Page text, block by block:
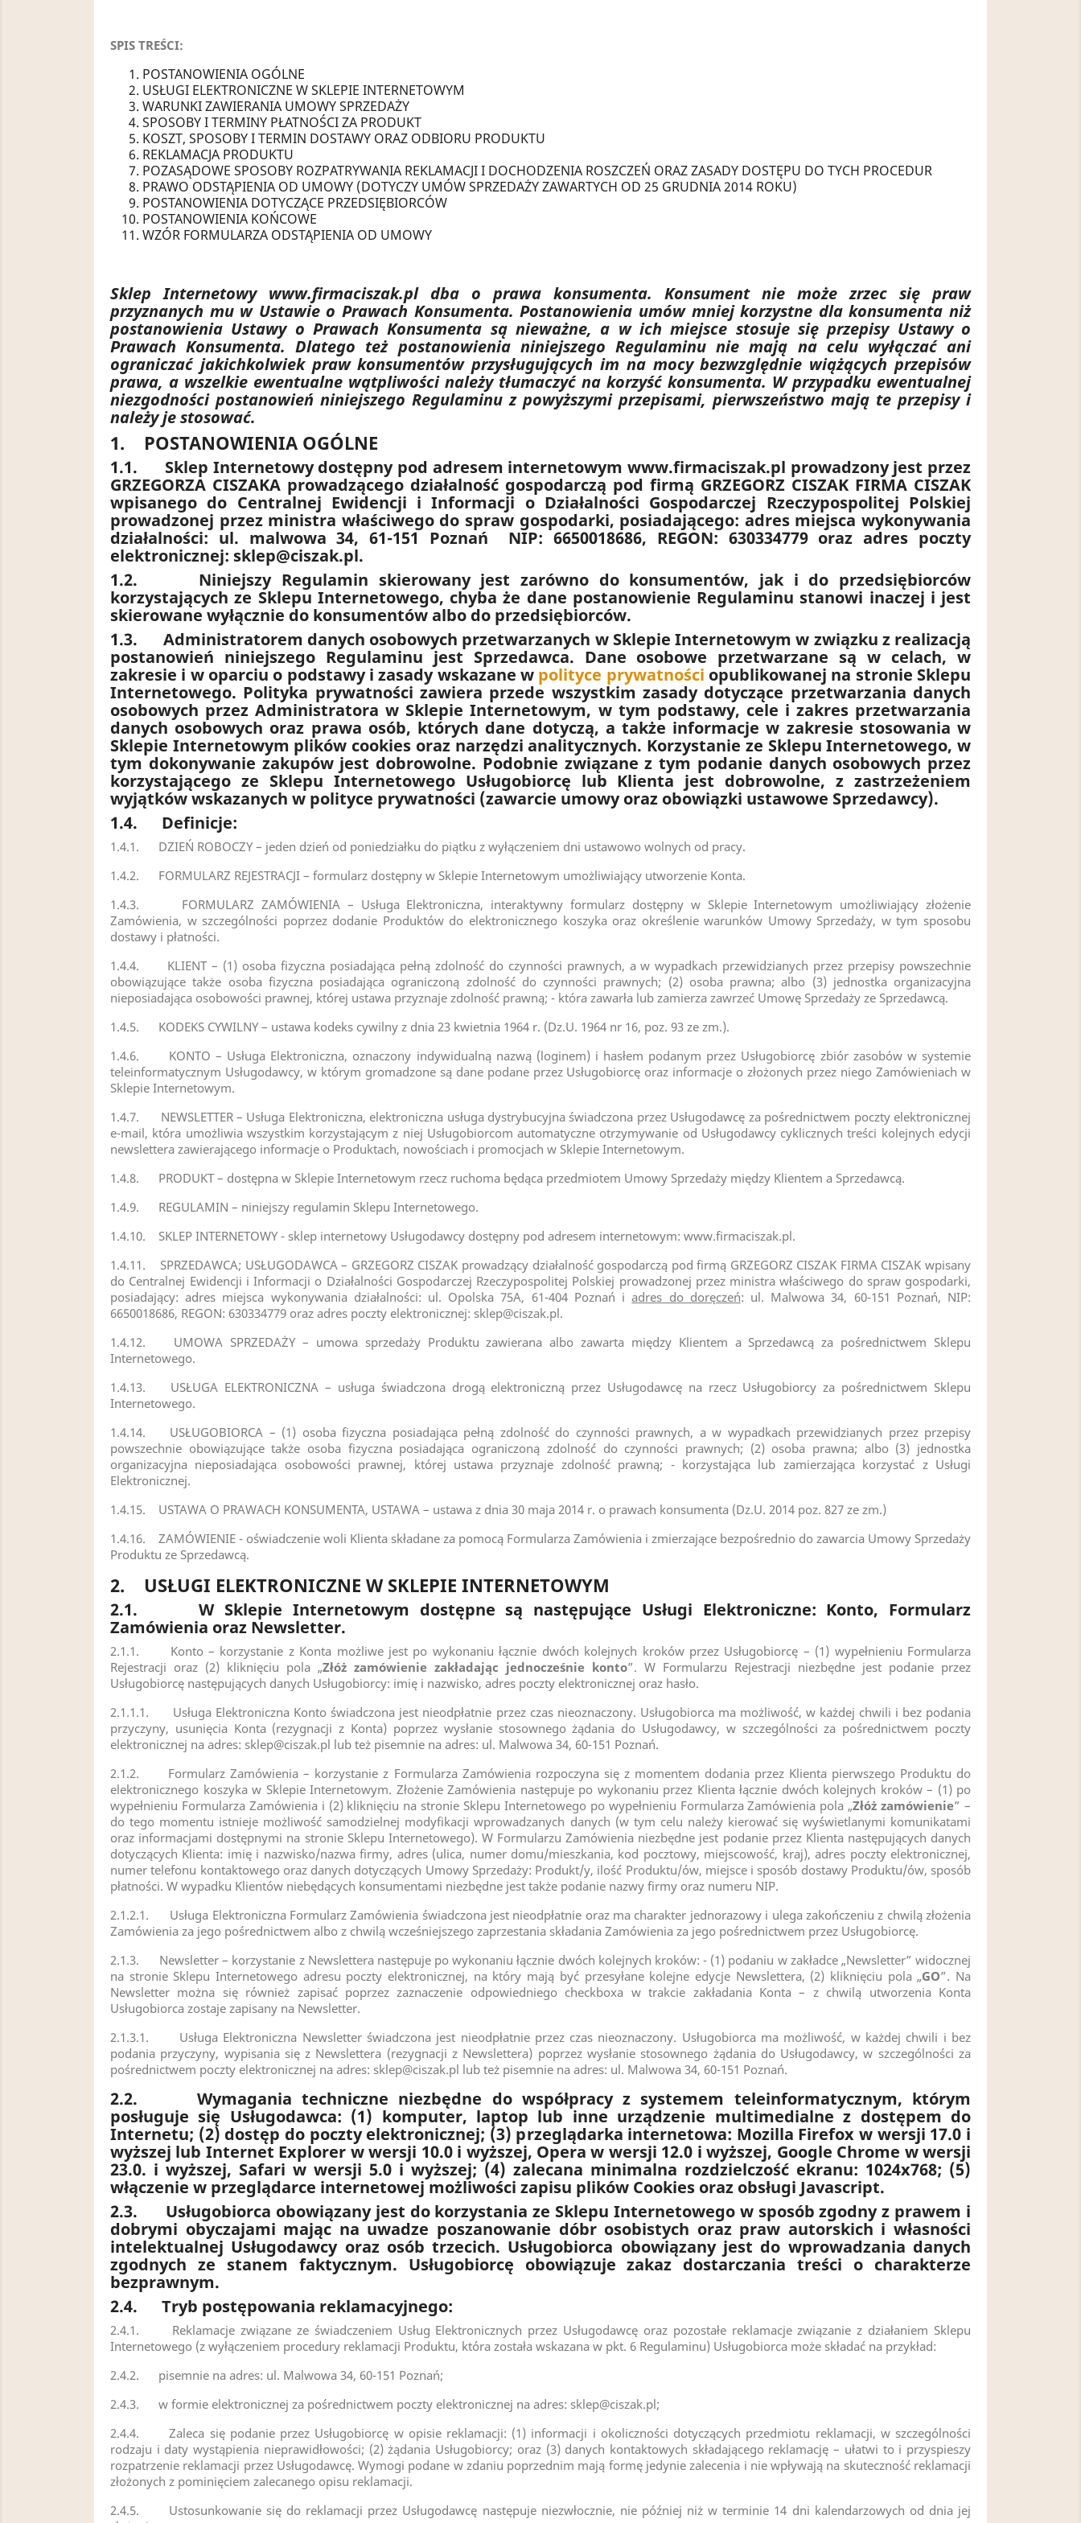
SPIS TREŚCI:
POSTANOWIENIA OGÓLNE
USŁUGI ELEKTRONICZNE W SKLEPIE INTERNETOWYM
WARUNKI ZAWIERANIA UMOWY SPRZEDAŻY
SPOSOBY I TERMINY PŁATNOŚCI ZA PRODUKT
KOSZT, SPOSOBY I TERMIN DOSTAWY ORAZ ODBIORU PRODUKTU
REKLAMACJA PRODUKTU
POZASĄDOWE SPOSOBY ROZPATRYWANIA REKLAMACJI I DOCHODZENIA ROSZCZEŃ ORAZ ZASADY DOSTĘPU DO TYCH PROCEDUR
PRAWO ODSTĄPIENIA OD UMOWY (DOTYCZY UMÓW SPRZEDAŻY ZAWARTYCH OD 25 GRUDNIA 2014 ROKU)
POSTANOWIENIA DOTYCZĄCE PRZEDSIĘBIORCÓW
POSTANOWIENIA KOŃCOWE
WZÓR FORMULARZA ODSTĄPIENIA OD UMOWY
Sklep Internetowy www.firmaciszak.pl dba o prawa konsumenta. Konsument nie może zrzec się praw
przyznanych mu w Ustawie o Prawach Konsumenta. Postanowienia umów mniej korzystne dla konsumenta niż
postanowienia Ustawy o Prawach Konsumenta są nieważne, a w ich miejsce stosuje się przepisy Ustawy o
Prawach Konsumenta. Dlatego też postanowienia niniejszego Regulaminu nie mają na celu wyłączać ani
ograniczać jakichkolwiek praw konsumentów przysługujących im na mocy bezwzględnie wiążących przepisów
prawa, a wszelkie ewentualne wątpliwości należy tłumaczyć na korzyść konsumenta. W przypadku ewentualnej
niezgodności postanowień niniejszego Regulaminu z powyższymi przepisami, pierwszeństwo mają te przepisy i
należy je stosować.
1. POSTANOWIENIA OGÓLNE
1.1. Sklep Internetowy dostępny pod adresem internetowym www.firmaciszak.pl prowadzony jest przez
GRZEGORZA CISZAKA prowadzącego działalność gospodarczą pod firmą GRZEGORZ CISZAK FIRMA CISZAK
wpisanego do Centralnej Ewidencji i Informacji o Działalności Gospodarczej Rzeczypospolitej Polskiej
prowadzonej przez ministra właściwego do spraw gospodarki, posiadającego: adres miejsca wykonywania
działalności: ul. malwowa 34, 61-151 Poznań NIP: 6650018686, REGON: 630334779 oraz adres poczty
elektronicznej: sklep@ciszak.pl.
1.2. Niniejszy Regulamin skierowany jest zarówno do konsumentów, jak i do przedsiębiorców
korzystających ze Sklepu Internetowego, chyba że dane postanowienie Regulaminu stanowi inaczej i jest
skierowane wyłącznie do konsumentów albo do przedsiębiorców.
1.3. Administratorem danych osobowych przetwarzanych w Sklepie Internetowym w związku z realizacją
postanowień niniejszego Regulaminu jest Sprzedawca. Dane osobowe przetwarzane są w celach, w
zakresie i w oparciu o podstawy i zasady wskazane w polityce prywatności opublikowanej na stronie Sklepu
Internetowego. Polityka prywatności zawiera przede wszystkim zasady dotyczące przetwarzania danych
osobowych przez Administratora w Sklepie Internetowym, w tym podstawy, cele i zakres przetwarzania
danych osobowych oraz prawa osób, których dane dotyczą, a także informacje w zakresie stosowania w
Sklepie Internetowym plików cookies oraz narzędzi analitycznych. Korzystanie ze Sklepu Internetowego, w
tym dokonywanie zakupów jest dobrowolne. Podobnie związane z tym podanie danych osobowych przez
korzystającego ze Sklepu Internetowego Usługobiorcę lub Klienta jest dobrowolne, z zastrzeżeniem
wyjątków wskazanych w polityce prywatności (zawarcie umowy oraz obowiązki ustawowe Sprzedawcy).
1.4. Definicje:
1.4.1. DZIEŃ ROBOCZY – jeden dzień od poniedziałku do piątku z wyłączeniem dni ustawowo wolnych od pracy.
1.4.2. FORMULARZ REJESTRACJI – formularz dostępny w Sklepie Internetowym umożliwiający utworzenie Konta.
1.4.3. FORMULARZ ZAMÓWIENIA – Usługa Elektroniczna, interaktywny formularz dostępny w Sklepie Internetowym umożliwiający złożenie
Zamówienia, w szczególności poprzez dodanie Produktów do elektronicznego koszyka oraz określenie warunków Umowy Sprzedaży, w tym sposobu
dostawy i płatności.
1.4.4. KLIENT – (1) osoba fizyczna posiadająca pełną zdolność do czynności prawnych, a w wypadkach przewidzianych przez przepisy powszechnie
obowiązujące także osoba fizyczna posiadająca ograniczoną zdolność do czynności prawnych; (2) osoba prawna; albo (3) jednostka organizacyjna
nieposiadająca osobowości prawnej, której ustawa przyznaje zdolność prawną; - która zawarła lub zamierza zawrzeć Umowę Sprzedaży ze Sprzedawcą.
1.4.5. KODEKS CYWILNY – ustawa kodeks cywilny z dnia 23 kwietnia 1964 r. (Dz.U. 1964 nr 16, poz. 93 ze zm.).
1.4.6. KONTO – Usługa Elektroniczna, oznaczony indywidualną nazwą (loginem) i hasłem podanym przez Usługobiorcę zbiór zasobów w systemie
teleinformatycznym Usługodawcy, w którym gromadzone są dane podane przez Usługobiorcę oraz informacje o złożonych przez niego Zamówieniach w
Sklepie Internetowym.
1.4.7. NEWSLETTER – Usługa Elektroniczna, elektroniczna usługa dystrybucyjna świadczona przez Usługodawcę za pośrednictwem poczty elektronicznej
e-mail, która umożliwia wszystkim korzystającym z niej Usługobiorcom automatyczne otrzymywanie od Usługodawcy cyklicznych treści kolejnych edycji
newslettera zawierającego informacje o Produktach, nowościach i promocjach w Sklepie Internetowym.
1.4.8. PRODUKT – dostępna w Sklepie Internetowym rzecz ruchoma będąca przedmiotem Umowy Sprzedaży między Klientem a Sprzedawcą.
1.4.9. REGULAMIN – niniejszy regulamin Sklepu Internetowego.
1.4.10. SKLEP INTERNETOWY - sklep internetowy Usługodawcy dostępny pod adresem internetowym: www.firmaciszak.pl.
1.4.11. SPRZEDAWCA; USŁUGODAWCA – GRZEGORZ CISZAK prowadzący działalność gospodarczą pod firmą GRZEGORZ CISZAK FIRMA CISZAK wpisany
do Centralnej Ewidencji i Informacji o Działalności Gospodarczej Rzeczypospolitej Polskiej prowadzonej przez ministra właściwego do spraw gospodarki,
posiadający: adres miejsca wykonywania działalności: ul. Opolska 75A, 61-404 Poznań iadres do doręczeń: ul. Malwowa 34, 60-151 Poznań, NIP:
6650018686, REGON: 630334779 oraz adres poczty elektronicznej: sklep@ciszak.pl.
1.4.12. UMOWA SPRZEDAŻY – umowa sprzedaży Produktu zawierana albo zawarta między Klientem a Sprzedawcą za pośrednictwem Sklepu
Internetowego.
1.4.13. USŁUGA ELEKTRONICZNA – usługa świadczona drogą elektroniczną przez Usługodawcę na rzecz Usługobiorcy za pośrednictwem Sklepu
Internetowego.
1.4.14. USŁUGOBIORCA – (1) osoba fizyczna posiadająca pełną zdolność do czynności prawnych, a w wypadkach przewidzianych przez przepisy
powszechnie obowiązujące także osoba fizyczna posiadająca ograniczoną zdolność do czynności prawnych; (2) osoba prawna; albo (3) jednostka
organizacyjna nieposiadająca osobowości prawnej, której ustawa przyznaje zdolność prawną; - korzystająca lub zamierzająca korzystać z Usługi
Elektronicznej.
1.4.15. USTAWA O PRAWACH KONSUMENTA, USTAWA – ustawa z dnia 30 maja 2014 r. o prawach konsumenta (Dz.U. 2014 poz. 827 ze zm.)
1.4.16. ZAMÓWIENIE - oświadczenie woli Klienta składane za pomocą Formularza Zamówienia i zmierzające bezpośrednio do zawarcia Umowy Sprzedaży
Produktu ze Sprzedawcą.
2. USŁUGI ELEKTRONICZNE W SKLEPIE INTERNETOWYM
2.1.W Sklepie Internetowym dostępne są następujące Usługi Elektroniczne: Konto, Formularz
Zamówienia oraz Newsletter.
2.1.1. Konto – korzystanie z Konta możliwe jest po wykonaniu łącznie dwóch kolejnych kroków przez Usługobiorcę – (1) wypełnieniu Formularza
Rejestracji oraz (2) kliknięciu pola „Złóż zamówienie zakładając jednocześnie konto”. W Formularzu Rejestracji niezbędne jest podanie przez
Usługobiorcę następujących danych Usługobiorcy: imię i nazwisko, adres poczty elektronicznej oraz hasło.
2.1.1.1. Usługa Elektroniczna Konto świadczona jest nieodpłatnie przez czas nieoznaczony. Usługobiorca ma możliwość, w każdej chwili i bez podania
przyczyny, usunięcia Konta (rezygnacji z Konta) poprzez wysłanie stosownego żądania do Usługodawcy, w szczególności za pośrednictwem poczty
elektronicznej na adres: sklep@ciszak.pl lub też pisemnie na adres: ul. Malwowa 34, 60-151 Poznań.
2.1.2. Formularz Zamówienia – korzystanie z Formularza Zamówienia rozpoczyna się z momentem dodania przez Klienta pierwszego Produktu do
elektronicznego koszyka w Sklepie Internetowym. Złożenie Zamówienia następuje po wykonaniu przez Klienta łącznie dwóch kolejnych kroków – (1) po
wypełnieniu Formularza Zamówienia i (2) kliknięciu na stronie Sklepu Internetowego po wypełnieniu Formularza Zamówienia pola „Złóż zamówienie” –
do tego momentu istnieje możliwość samodzielnej modyfikacji wprowadzanych danych (w tym celu należy kierować się wyświetlanymi komunikatami
oraz informacjami dostępnymi na stronie Sklepu Internetowego). W Formularzu Zamówienia niezbędne jest podanie przez Klienta następujących danych
dotyczących Klienta: imię i nazwisko/nazwa firmy, adres (ulica, numer domu/mieszkania, kod pocztowy, miejscowość, kraj), adres poczty elektronicznej,
numer telefonu kontaktowego oraz danych dotyczących Umowy Sprzedaży: Produkt/y, ilość Produktu/ów, miejsce i sposób dostawy Produktu/ów, sposób
płatności. W wypadku Klientów niebędących konsumentami niezbędne jest także podanie nazwy firmy oraz numeru NIP.
2.1.2.1. Usługa Elektroniczna Formularz Zamówienia świadczona jest nieodpłatnie oraz ma charakter jednorazowy i ulega zakończeniu z chwilą złożenia
Zamówienia za jego pośrednictwem albo z chwilą wcześniejszego zaprzestania składania Zamówienia za jego pośrednictwem przez Usługobiorcę.
2.1.3. Newsletter – korzystanie z Newslettera następuje po wykonaniu łącznie dwóch kolejnych kroków: - (1) podaniu w zakładce „Newsletter” widocznej
na stronie Sklepu Internetowego adresu poczty elektronicznej, na który mają być przesyłane kolejne edycje Newslettera, (2) kliknięciu pola „GO”. Na
Newsletter można się również zapisać poprzez zaznaczenie odpowiedniego checkboxa w trakcie zakładania Konta – z chwilą utworzenia Konta
Usługobiorca zostaje zapisany na Newsletter.
2.1.3.1. Usługa Elektroniczna Newsletter świadczona jest nieodpłatnie przez czas nieoznaczony. Usługobiorca ma możliwość, w każdej chwili i bez
podania przyczyny, wypisania się z Newslettera (rezygnacji z Newslettera) poprzez wysłanie stosownego żądania do Usługodawcy, w szczególności za
pośrednictwem poczty elektronicznej na adres: sklep@ciszak.pl lub też pisemnie na adres: ul. Malwowa 34, 60-151 Poznań.
2.2. Wymagania techniczne niezbędne do współpracy z systemem teleinformatycznym, którym
posługuje się Usługodawca: (1) komputer, laptop lub inne urządzenie multimedialne z dostępem do
Internetu; (2) dostęp do poczty elektronicznej; (3) przeglądarka internetowa: Mozilla Firefox w wersji 17.0 i
wyższej lub Internet Explorer w wersji 10.0 i wyższej, Opera w wersji 12.0 i wyższej, Google Chrome w wersji
23.0. i wyższej, Safari w wersji 5.0 i wyższej; (4) zalecana minimalna rozdzielczość ekranu: 1024x768; (5)
włączenie w przeglądarce internetowej możliwości zapisu plików Cookies oraz obsługi Javascript.
2.3. Usługobiorca obowiązany jest do korzystania ze Sklepu Internetowego w sposób zgodny z prawem i
dobrymi obyczajami mając na uwadze poszanowanie dóbr osobistych oraz praw autorskich i własności
intelektualnej Usługodawcy oraz osób trzecich. Usługobiorca obowiązany jest do wprowadzania danych
zgodnych ze stanem faktycznym. Usługobiorcę obowiązuje zakaz dostarczania treści o charakterze
bezprawnym.
2.4. Tryb postępowania reklamacyjnego:
2.4.1. Reklamacje związane ze świadczeniem Usług Elektronicznych przez Usługodawcę oraz pozostałe reklamacje związanie z działaniem Sklepu
Internetowego (z wyłączeniem procedury reklamacji Produktu, która została wskazana w pkt. 6 Regulaminu) Usługobiorca może składać na przykład:
2.4.2. pisemnie na adres: ul. Malwowa 34, 60-151 Poznań;
2.4.3. w formie elektronicznej za pośrednictwem poczty elektronicznej na adres: sklep@ciszak.pl;
2.4.4. Zaleca się podanie przez Usługobiorcę w opisie reklamacji: (1) informacji i okoliczności dotyczących przedmiotu reklamacji, w szczególności
rodzaju i daty wystąpienia nieprawidłowości; (2) żądania Usługobiorcy; oraz (3) danych kontaktowych składającego reklamację – ułatwi to i przyspieszy
rozpatrzenie reklamacji przez Usługodawcę. Wymogi podane w zdaniu poprzednim mają formę jedynie zalecenia i nie wpływają na skuteczność reklamacji
złożonych z pominięciem zalecanego opisu reklamacji.
2.4.5. Ustosunkowanie się do reklamacji przez Usługodawcę następuje niezwłocznie, nie później niż w terminie 14 dni kalendarzowych od dnia jej